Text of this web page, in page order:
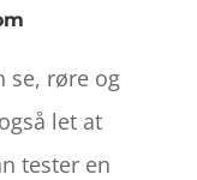
se, røre og
let at
tester en